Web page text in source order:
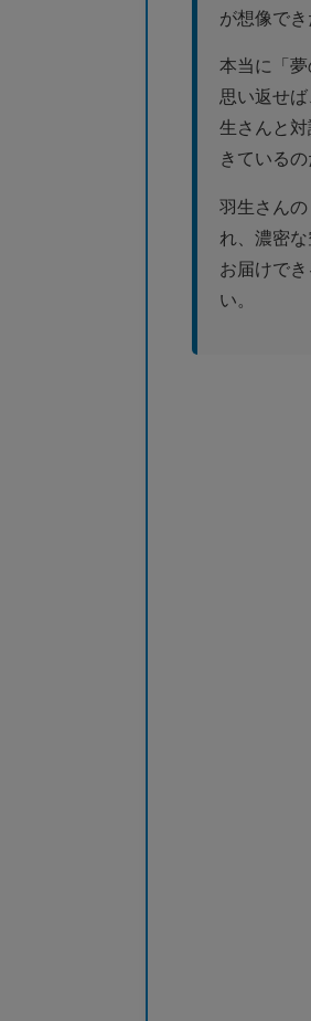
が想像でき
本当に「
思い返せ
生さんと
きている
羽生さん
れ、濃密
お届けで
い。